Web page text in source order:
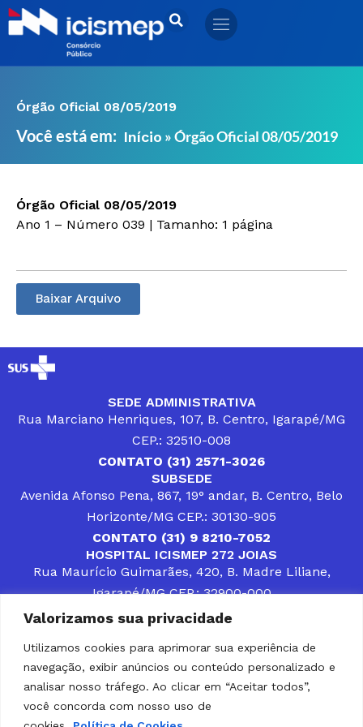
Valorizamos sua privacidade
Utilizamos cookies para aprimorar sua experiência de
navegação, exibir anúncios ou conteúdo personalizado e
analisar nosso tráfego. Ao clicar em “Aceitar todos”,
você concorda com nosso uso de
Ir
para
Órgão Oficial 08/05/2019
Você está em: Início »Órgão Oficial 08/05/2019
Órgão Oficial 08/05/2019
Ano 1 – Número 039 | Tamanho: 1 página
Baixar Arquivo
SEDE ADMINISTRATIVA
Rua Marciano Henriques, 107, B. Centro, Igarapé/MG
CEP.: 32510-008
CONTATO (31) 2571-3026
SUBSEDE
Avenida Afonso Pena, 867, 19° andar, B. Centro, Belo
Horizonte/MG CEP.: 30130-905
CONTATO (31) 9 8210-7052
HOSPITAL ICISMEP 272 JOIAS
Rua Maurício Guimarães, 420, B. Madre Liliane,
Igarapé/MG CEP.: 32900-000
CONTATOS (31) 3512-4400 ou (31) 9 8309-8660
DESENVOLVER SOLUÇÕES, AÇÕES E SERVIÇOS
PÚBLICOS QUE COMPLEMENTEM A ASSISTÊNCIA À
POPULAÇÃO DA REGIÃO EM QUE ATUA, SENDO
PARCEIRO DOS MUNICÍPIOS CONSORCIADOS NA
SOLUÇÃO DE DIFICULDADES ENFRENTADAS POR
GESTORES MUNICIPAIS, É O COMPROMISSO DO
ICISMEP.